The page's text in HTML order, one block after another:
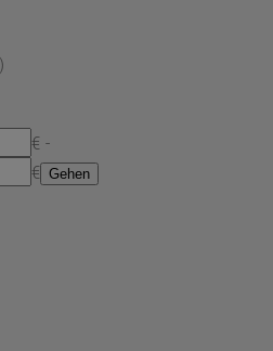
)
€ -
€ Gehen